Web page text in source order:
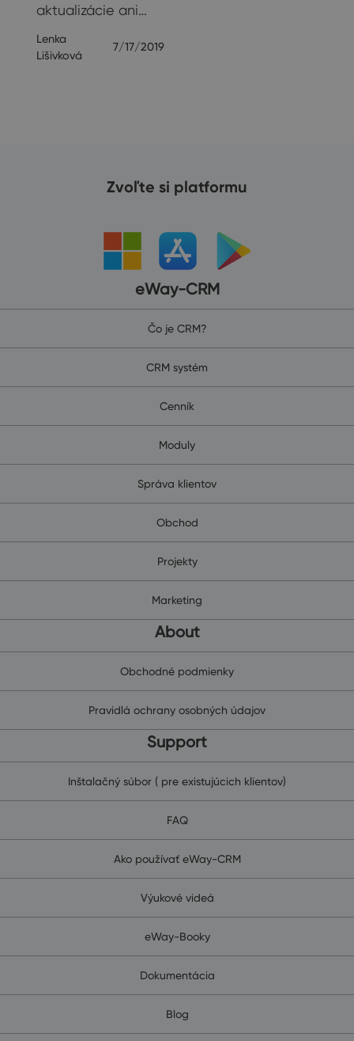
aktualizácie ani…
Lenka
Lišivková
7/17/2019
Zvoľte si platformu
eWay-CRM
Čo je CRM?
CRM systém
Cenník
Moduly
Správa klientov
Obchod
Projekty
Marketing
About
Obchodné podmienky
Pravidlá ochrany osobných údajov
Support
Inštalačný súbor ( pre existujúcich klientov)
FAQ
Ako používať eWay-CRM
Výukové videá
eWay-Booky
Dokumentácia
Blog